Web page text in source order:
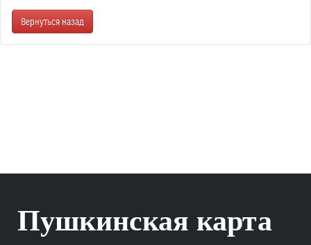
Вернуться назад
Пушкинская карта